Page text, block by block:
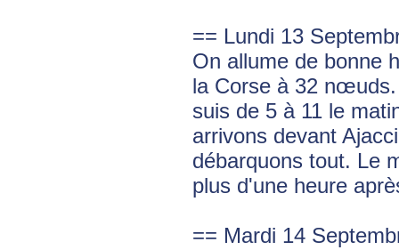
== Lundi 13
On allume de bonne
la Corse à 32
suis de 5 à 11 le
arrivons devant
débarquons tout. Le
plus d'une heure
== Mardi 14